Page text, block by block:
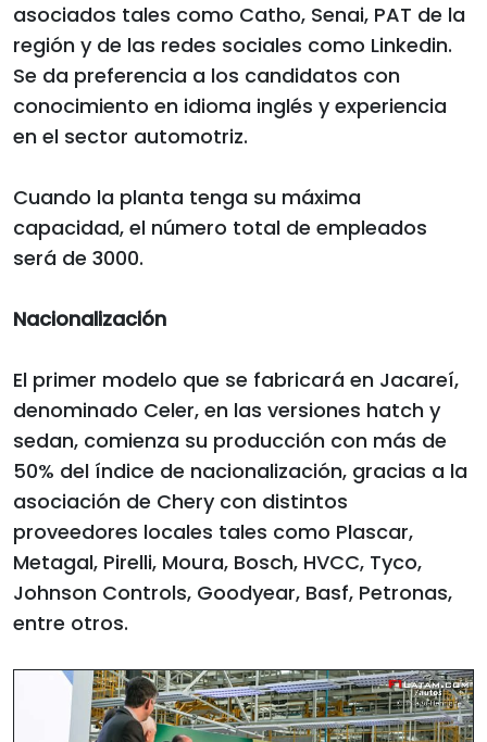
asociados tales como Catho, Senai, PAT de la
región y de las redes sociales como Linkedin.
Se da preferencia a los candidatos con
conocimiento en idioma inglés y experiencia
en el sector automotriz.
Cuando la planta tenga su máxima
capacidad, el número total de empleados
será de 3000.
Nacionalización
El primer modelo que se fabricará en Jacareí,
denominado Celer, en las versiones hatch y
sedan, comienza su producción con más de
50% del índice de nacionalización, gracias a la
asociación de Chery con distintos
proveedores locales tales como Plascar,
Metagal, Pirelli, Moura, Bosch, HVCC, Tyco,
Johnson Controls, Goodyear, Basf, Petronas,
entre otros.